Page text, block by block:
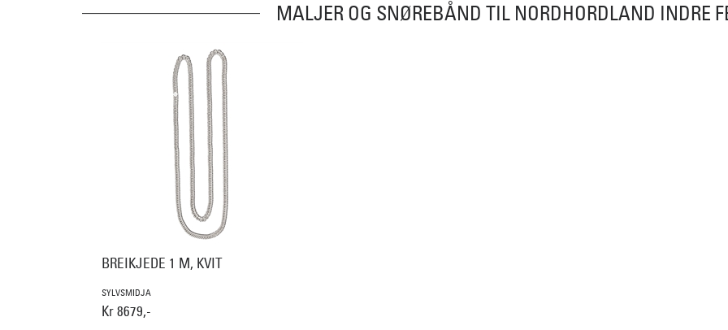
MALJER OG SNØREBÅND TIL NORDHORDLAND INDRE
BREIKJEDE 1 M, KVIT
SYLVSMIDJA
Kr 8679,-